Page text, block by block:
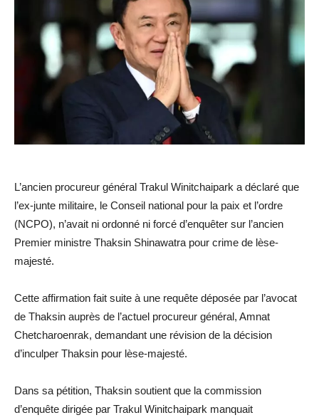
L’ancien procureur général Trakul Winitchaipark a déclaré que
l’ex-junte militaire, le Conseil national pour la paix et l’ordre
(NCPO), n’avait ni ordonné ni forcé d’enquêter sur l’ancien
Premier ministre Thaksin Shinawatra pour crime de lèse-
majesté.
Cette affirmation fait suite à une requête déposée par l’avocat
de Thaksin auprès de l’actuel procureur général, Amnat
Chetcharoenrak, demandant une révision de la décision
d’inculper Thaksin pour lèse-majesté.
Dans sa pétition, Thaksin soutient que la commission
d’enquête dirigée par Trakul Winitchaipark manquait